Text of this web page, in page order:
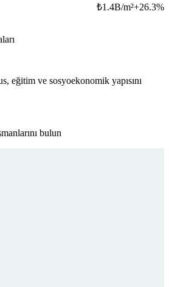
₺1.4B/m²+26.3%
eğitim ve sosyoekonomik yapısını
bulun